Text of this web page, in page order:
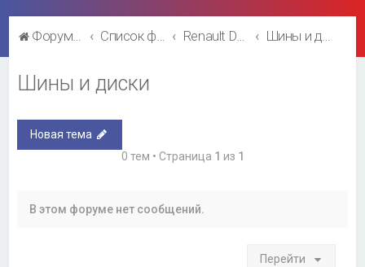
Форум Рено Список форумов Renault Duster Шины и диски
Шины и диски
Новая тема
0 тем • Страница 1 из 1
В этом форуме нет сообщений.
Перейти